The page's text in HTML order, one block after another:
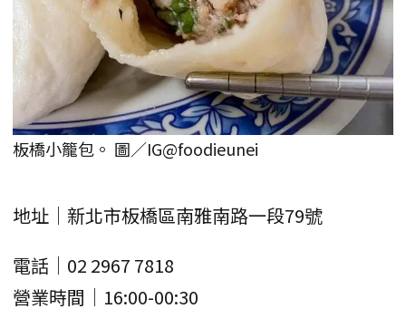
板橋小籠包。 圖／IG@foodieunei
地址｜新北市板橋區南雅南路一段79號
電話｜02 2967 7818
營業時間｜16:00-00:30